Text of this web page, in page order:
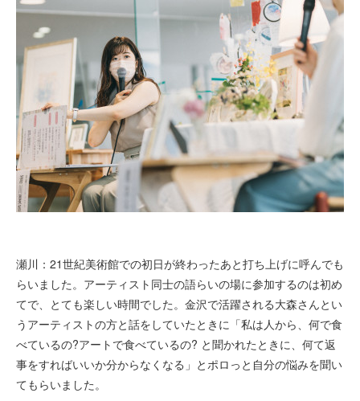
瀬川：21世紀美術館での初日が終わったあと打ち上げに呼んでも
らいました。アーティスト同士の語らいの場に参加するのは初め
てで、とても楽しい時間でした。金沢で活躍される大森さんとい
うアーティストの方と話をしていたときに「私は人から、何で食
べているの?アートで食べているの? と聞かれたときに、何て返
事をすればいいか分からなくなる」とポロっと自分の悩みを聞い
てもらいました。